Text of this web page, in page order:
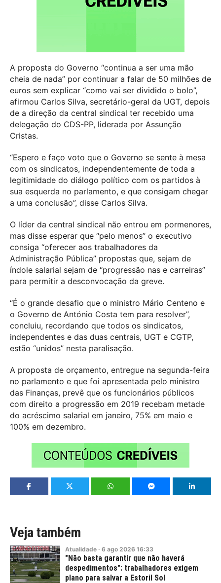
A proposta do Governo “continua a ser uma mão
cheia de nada” por continuar a falar de 50 milhões de
euros sem explicar “como vai ser dividido o bolo”,
afirmou Carlos Silva, secretário-geral da UGT, depois
de a direção da central sindical ter recebido uma
delegação do CDS-PP, liderada por Assunção
Cristas.
“Espero e faço voto que o Governo se sente à mesa
com os sindicatos, independentemente de toda a
legitimidade do diálogo político com os partidos à
sua esquerda no parlamento, e que consigam chegar
a uma conclusão”, disse Carlos Silva.
O líder da central sindical não entrou em pormenores,
mas disse esperar que “pelo menos” o executivo
consiga “oferecer aos trabalhadores da
Administração Pública” propostas que, sejam de
índole salarial sejam de “progressão nas e carreiras”
para permitir a desconvocação da greve.
“É o grande desafio que o ministro Mário Centeno e
o Governo de António Costa tem para resolver”,
concluiu, recordando que todos os sindicatos,
independentes e das duas centrais, UGT e CGTP,
estão “unidos” nesta paralisação.
A proposta de orçamento, entregue na segunda-feira
no parlamento e que foi apresentada pelo ministro
das Finanças, prevê que os funcionários públicos
com direito a progressão em 2019 recebam metade
do acréscimo salarial em janeiro, 75% em maio e
100% em dezembro.
Veja também
Atualidade · 6 ago 2026 16:33
"Não basta garantir que não haverá
despedimentos": trabalhadores exigem
plano para salvar a Estoril Sol